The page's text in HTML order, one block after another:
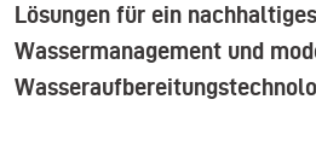
Lösungen für ein nachhaltiges
Wassermanagement und